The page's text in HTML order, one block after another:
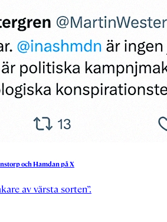
ochHamdanpåX
av värsta sorten”.